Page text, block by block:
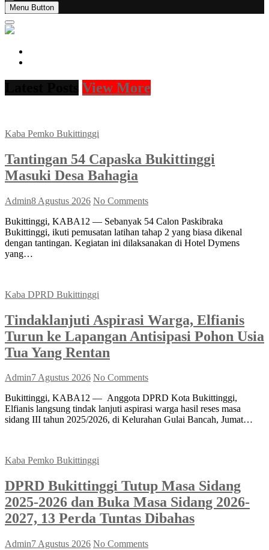
Menu Button
View More
Kaba Pemko Bukittinggi
Tantingan 54 Capaska Bukittinggi
Masuki Desa Bahagia
Admin8 Agustus 2026 No Comments
Bukittinggi, KABA12 — Sebanyak 54 Calon Paskibraka
Bukittinggi, ikuti pemusatan latihan tahap 2 yang biasa dikenal
dengan tantingan. Kegiatan ini dilaksanakan di Hotel Dymens
yang…
Kaba DPRD Bukittinggi
Tindaklanjuti Aspirasi Warga, Elfianis
Turun ke Lapangan Antisipasi Pohon Usia
Tua Yang Rentan
Admin7 Agustus 2026 No Comments
Bukittinggi, KABA12 — Anggota DPRD Kota Bukittinggi,
Elfianis langsung tindak lanjuti aspirasi warga hasil reses masa
sidang III tahun 2025/2026, di Kelurahan Gulai Bancah, Jumat…
Kaba Pemko Bukittinggi
DPRD Bukittinggi Tutup Masa Sidang
2025-2026 dan Buka Masa Sidang 2026-
2027, 13 Perda Tuntas Dibahas
Admin7 Agustus 2026 No Comments